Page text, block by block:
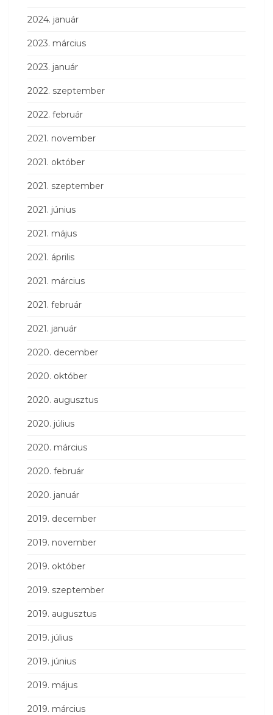
2024. január
2023. március
2023. január
2022. szeptember
2022. február
2021. november
2021. október
2021. szeptember
2021. június
2021. május
2021. április
2021. március
2021. február
2021. január
2020. december
2020. október
2020. augusztus
2020. július
2020. március
2020. február
2020. január
2019. december
2019. november
2019. október
2019. szeptember
2019. augusztus
2019. július
2019. június
2019. május
2019. március